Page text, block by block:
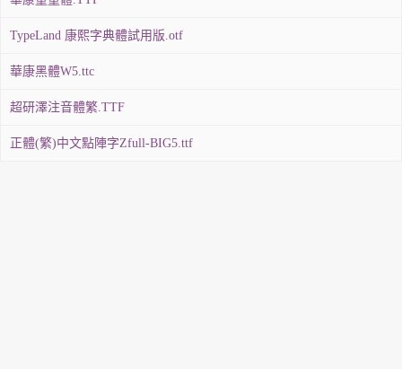
TypeLand 康熙字典體試用版.otf
華康黑體W5.ttc
超研澤注音體繁.TTF
正體(繁)中文點陣字Zfull-BIG5.ttf